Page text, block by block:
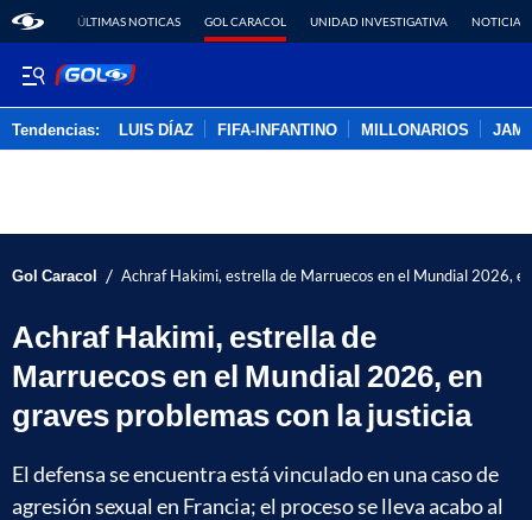
ÚLTIMAS NOTICAS GOL CARACOL UNIDAD INVESTIGATIVA NOTICIAS
Tendencias: LUIS DÍAZ FIFA-INFANTINO MILLONARIOS
Gol Caracol / Achraf Hakimi, estrella de Marruecos en el Mundial 2026,
Achraf Hakimi, estrella de
Marruecos en el Mundial 2026, en
graves problemas con la justicia
El defensa se encuentra está vinculado en una caso de
agresión sexual en Francia; el proceso se lleva acabo al